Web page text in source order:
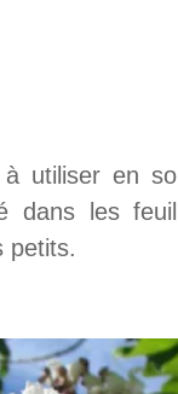
utiliser en
dans les
petits.